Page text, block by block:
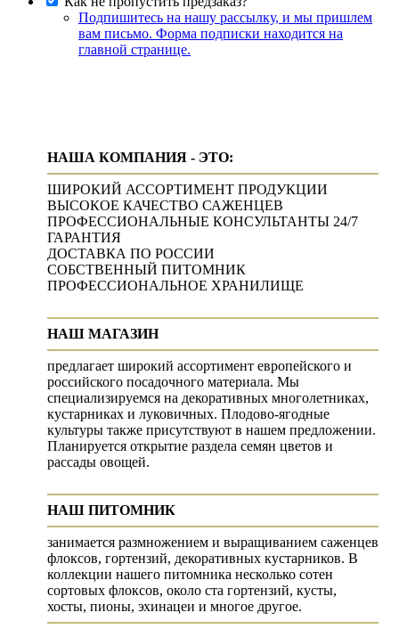
Подпишитесь на нашу рассылку, и мы пришлем
вам письмо. Форма подписки находится на
главной странице.
НАША КОМПАНИЯ - ЭТО:
ШИРОКИЙ АССОРТИМЕНТ ПРОДУКЦИИ
ВЫСОКОЕ КАЧЕСТВО САЖЕНЦЕВ
ПРОФЕССИОНАЛЬНЫЕ КОНСУЛЬТАНТЫ 24/7
ГАРАНТИЯ
ДОСТАВКА ПО РОССИИ
СОБСТВЕННЫЙ ПИТОМНИК
ПРОФЕССИОНАЛЬНОЕ ХРАНИЛИЩЕ
НАШ МАГАЗИН
предлагает широкий ассортимент европейского и
российского посадочного материала. Мы
специализируемся на декоративных многолетниках,
кустарниках и луковичных. Плодово-ягодные
культуры также присутствуют в нашем предложении.
Планируется открытие раздела семян цветов и
рассады овощей.
НАШ ПИТОМНИК
занимается размножением и выращиванием саженцев
флоксов, гортензий, декоративных кустарников. В
коллекции нашего питомника несколько сотен
сортовых флоксов, около ста гортензий, кусты,
хосты, пионы, эхинацеи и многое другое.